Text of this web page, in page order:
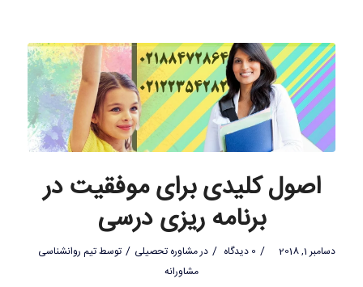
اصول کلیدی برای موفقیت در
برنامه ریزی درسی
دسامبر 1, 2018 / 0 دیدگاه / درمشاوره تحصیلی / توسطتیم روانشناسی
مشاورانه